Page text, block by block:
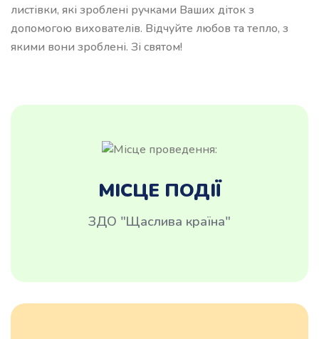
листівки, які зроблені ручками Ваших діток з
допомогою вихователів. Відчуйте любов та тепло, з
якими вони зроблені. Зі святом!
МІСЦЕ ПОДІЇ
ЗДО "Щаслива країна"